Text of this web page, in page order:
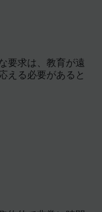
要求は、教育が遠
える必要があると